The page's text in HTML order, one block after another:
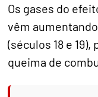
Os gases do
vêm
(séculos 18 e
queima de